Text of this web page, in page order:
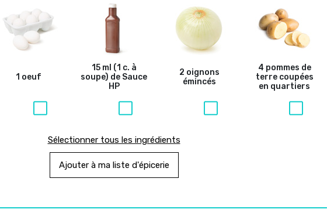
1 oeuf
15 ml (1 c. à
soupe) de Sauce
HP
2 oignons
émincés
4 pommes de
terre coupées
en quartiers
Sélectionner tous les ingrédients
Ajouter à ma liste d'épicerie